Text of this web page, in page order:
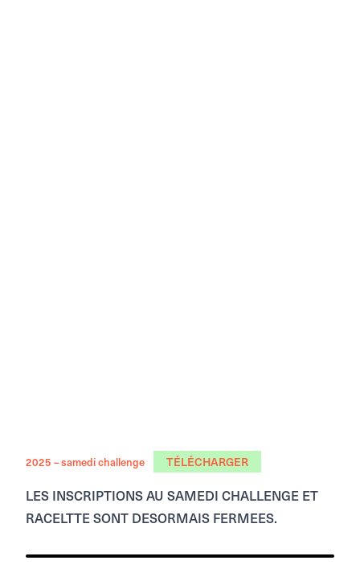
2025 – samedi challenge TÉLÉCHARGER
LES INSCRIPTIONS AU SAMEDI CHALLENGE ET
RACELTTE SONT DESORMAIS FERMEES.